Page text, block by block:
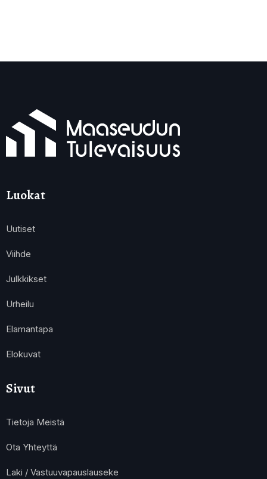
Luokat
Uutiset
Viihde
Julkkikset
Urheilu
Elamantapa
Elokuvat
Sivut
Tietoja Meistä
Ota Yhteyttä
Laki / Vastuuvapauslauseke